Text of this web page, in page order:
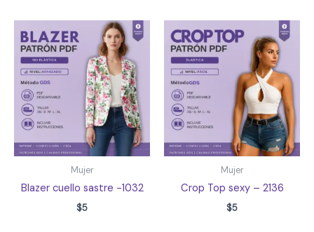
Mujer
Blazer cuello sastre -1032
$5
Mujer
Crop Top sexy – 2136
$5